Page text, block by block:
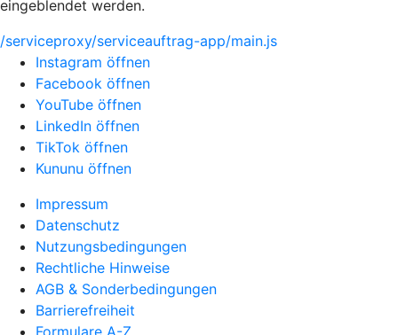
eingeblendet werden.
/serviceproxy/serviceauftrag-app/main.js
Instagram öffnen
Facebook öffnen
YouTube öffnen
LinkedIn öffnen
TikTok öffnen
Kununu öffnen
Impressum
Datenschutz
Nutzungsbedingungen
Rechtliche Hinweise
AGB & Sonderbedingungen
Barrierefreiheit
Formulare A-Z